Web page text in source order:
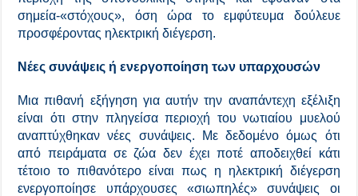
σημεία-«στόχους», όση ώρα το εμφύτευμα δούλευε
προσφέροντας ηλεκτρική διέγερση.
Νέες συνάψεις ή ενεργοποίηση των υπαρχουσών
Μια πιθανή εξήγηση για αυτήν την αναπάντεχη εξέλιξη
είναι ότι στην πληγείσα περιοχή του νωτιαίου μυελού
αναπτύχθηκαν νέες συνάψεις. Με δεδομένο όμως ότι
από πειράματα σε ζώα δεν έχει ποτέ αποδειχθεί κάτι
τέτοιο το πιθανότερο είναι πως η ηλεκτρική διέγερση
ενεργοποίησε υπάρχουσες «σιωπηλές» συνάψεις οι